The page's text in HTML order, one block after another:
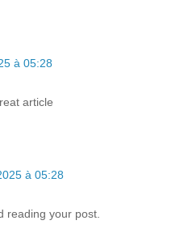
à 05:28
article
à 05:28
reading your post.